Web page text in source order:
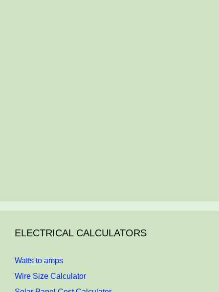
ELECTRICAL CALCULATORS
Watts to amps
Wire Size Calculator